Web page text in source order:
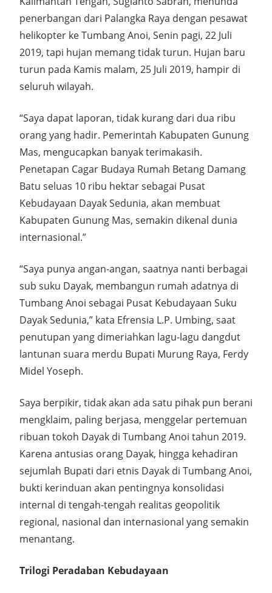
penerbangan dari Palangka Raya dengan pesawat
helikopter ke Tumbang Anoi, Senin pagi, 22 Juli
2019, tapi hujan memang tidak turun. Hujan baru
turun pada Kamis malam, 25 Juli 2019, hampir di
seluruh wilayah.
“Saya dapat laporan, tidak kurang dari dua ribu
orang yang hadir. Pemerintah Kabupaten Gunung
Mas, mengucapkan banyak terimakasih.
Penetapan Cagar Budaya Rumah Betang Damang
Batu seluas 10 ribu hektar sebagai Pusat
Kebudayaan Dayak Sedunia, akan membuat
Kabupaten Gunung Mas, semakin dikenal dunia
internasional.”
“Saya punya angan-angan, saatnya nanti berbagai
sub suku Dayak, membangun rumah adatnya di
Tumbang Anoi sebagai Pusat Kebudayaan Suku
Dayak Sedunia,” kata Efrensia L.P. Umbing, saat
penutupan yang dimeriahkan lagu-lagu dangdut
lantunan suara merdu Bupati Murung Raya, Ferdy
Midel Yoseph.
Saya berpikir, tidak akan ada satu pihak pun berani
mengklaim, paling berjasa, menggelar pertemuan
ribuan tokoh Dayak di Tumbang Anoi tahun 2019.
Karena antusias orang Dayak, hingga kehadiran
sejumlah Bupati dari etnis Dayak di Tumbang Anoi,
bukti kerinduan akan pentingnya konsolidasi
internal di tengah-tengah realitas geopolitik
regional, nasional dan internasional yang semakin
menantang.
Trilogi Peradaban Kebudayaan